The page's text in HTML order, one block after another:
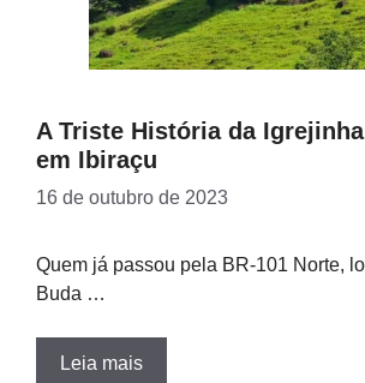
A Triste História da
em Ibiraçu
16 de outubro de 2023
Quem já passou pela BR-101 Norte,
Buda …
Leia mais